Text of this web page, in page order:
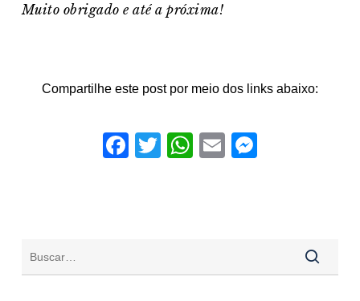
Muito obrigado e até a próxima!
Compartilhe este post por meio dos links abaixo:
Facebook
TwitterWhatsApp
Email